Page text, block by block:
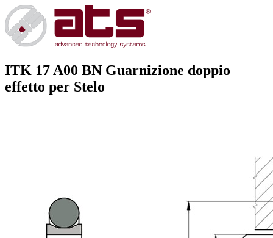
ITK 17 A00 BN Guarnizione doppio
effetto per Stelo